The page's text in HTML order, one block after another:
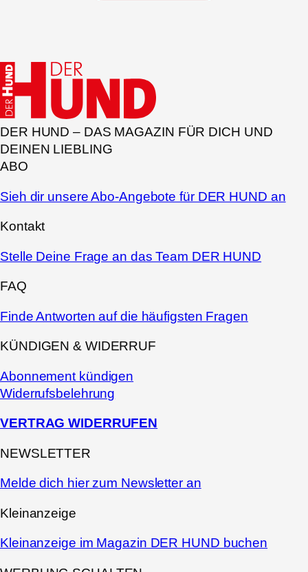
DER HUND – DAS MAGAZIN FÜR DICH UND
DEINEN LIEBLING
ABO
Sieh dir unsere Abo-Angebote für DER HUND an
Kontakt
Stelle Deine Frage an das Team DER HUND
FAQ
Finde Antworten auf die häufigsten Fragen
KÜNDIGEN & WIDERRUF
Abonnement kündigen
Widerrufsbelehrung
VERTRAG WIDERRUFEN
NEWSLETTER
Melde dich hier zum Newsletter an
Kleinanzeige
Kleinanzeige im Magazin DER HUND buchen